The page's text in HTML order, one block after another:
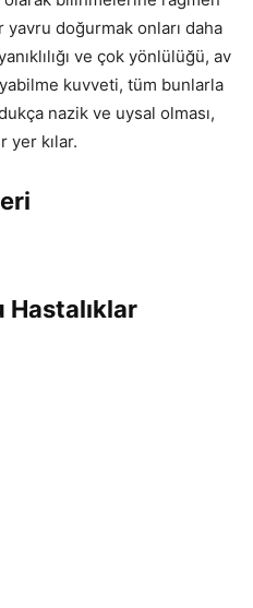
doğurmak onları daha
ve çok yönlülüğü, av
kuvveti, tüm bunlarla
nazik ve uysal olması,
yer kılar.
Hastalıklar